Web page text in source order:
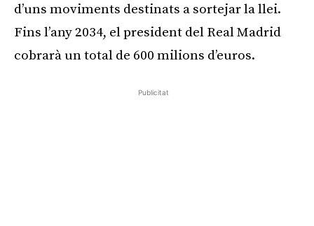
d’uns moviments destinats a sortejar la llei.
Fins l’any 2034, el president del Real Madrid
cobrarà un total de 600 milions d’euros.
Publicitat